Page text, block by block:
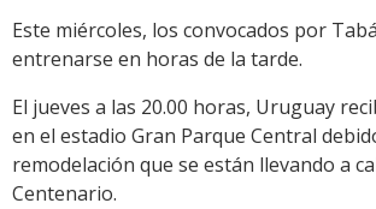
Este miércoles, los convocados por
entrenarse en horas de la tarde.
El jueves a las 20.00 horas, Uruguay
en el estadio Gran Parque Central
remodelación que se están llevando a
Centenario.